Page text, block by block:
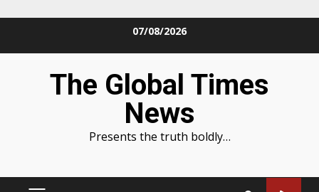
07/08/2026
The Global Times
News
Presents the truth boldly…